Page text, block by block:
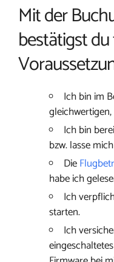
Mit der
bestätigst
Ich bin im
Ich bin
bzw. lasse
Die
habe ich
Ich
starten.
Ich